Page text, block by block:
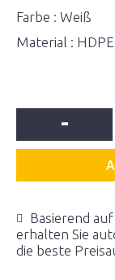
Farbe : Weiß
Material : HDPE
-
Basierend
erhalten Sie
die beste